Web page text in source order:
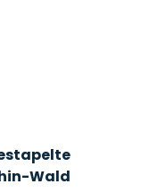
Wald